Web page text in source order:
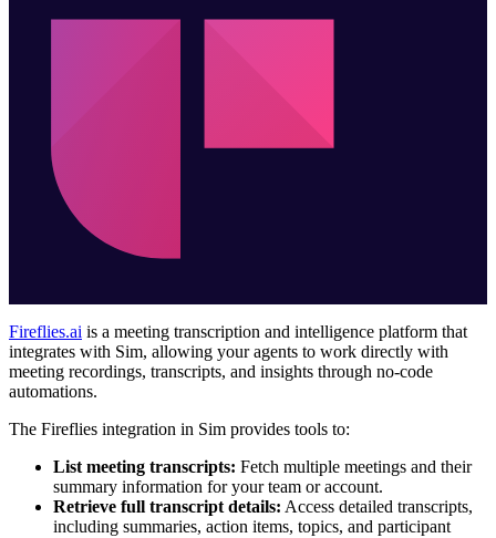
Fireflies.ai is a meeting transcription and intelligence platform that
integrates with Sim, allowing your agents to work directly with
meeting recordings, transcripts, and insights through no-code
automations.
The Fireflies integration in Sim provides tools to:
List meeting transcripts: Fetch multiple meetings and their
summary information for your team or account.
Retrieve full transcript details: Access detailed transcripts,
including summaries, action items, topics, and participant